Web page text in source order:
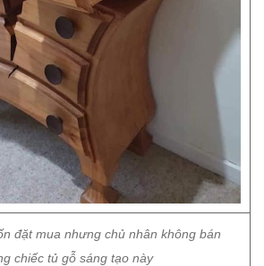
đặt mua nhưng chủ nhân không bán
chiếc tủ gỗ sáng tạo này